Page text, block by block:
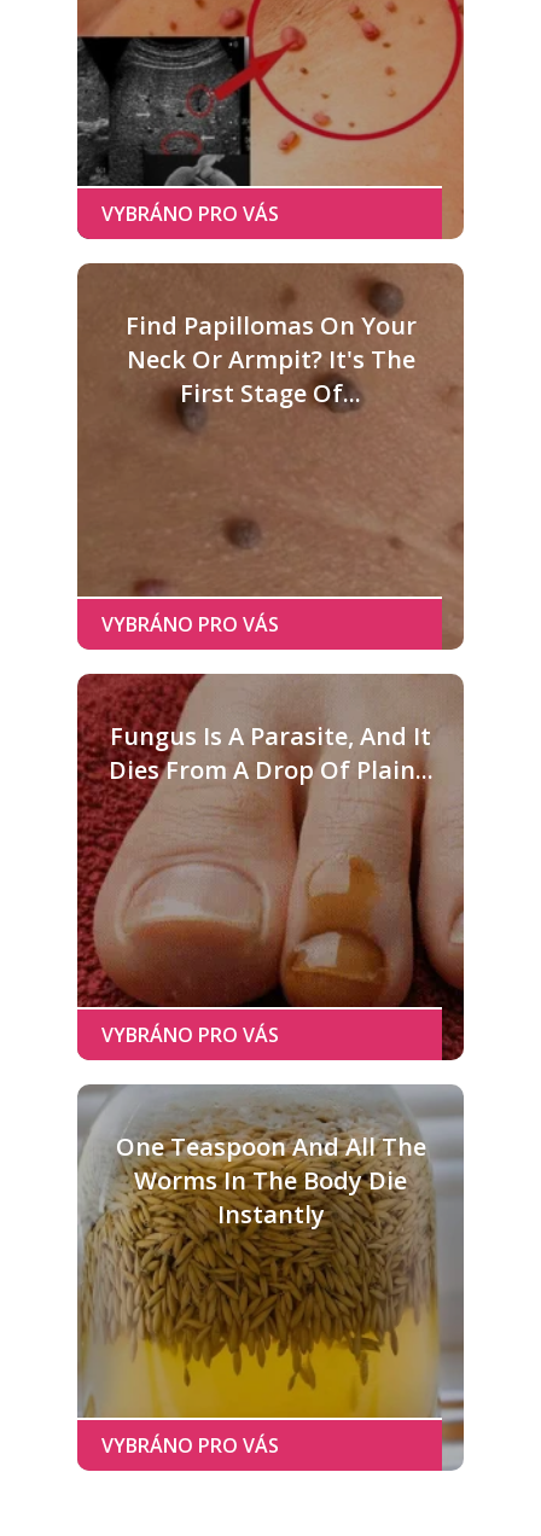
Find Papillomas On Your
Neck Or Armpit? It's The
First Stage Of...
Fungus Is A Parasite, And It
Dies From A Drop Of Plain...
One Teaspoon And All The
Worms In The Body Die
Instantly